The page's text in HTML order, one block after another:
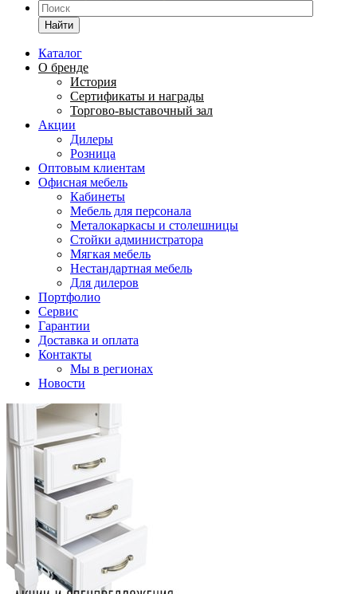
Найти
Каталог
О бренде
История
Сертификаты и награды
Торгово-выставочный зал
Акции
Дилеры
Розница
Оптовым клиентам
Офисная мебель
Кабинеты
Мебель для персонала
Металокаркасы и столешницы
Стойки администратора
Мягкая мебель
Нестандартная мебель
Для дилеров
Портфолио
Сервис
Гарантии
Доставка и оплата
Контакты
Мы в регионах
Новости